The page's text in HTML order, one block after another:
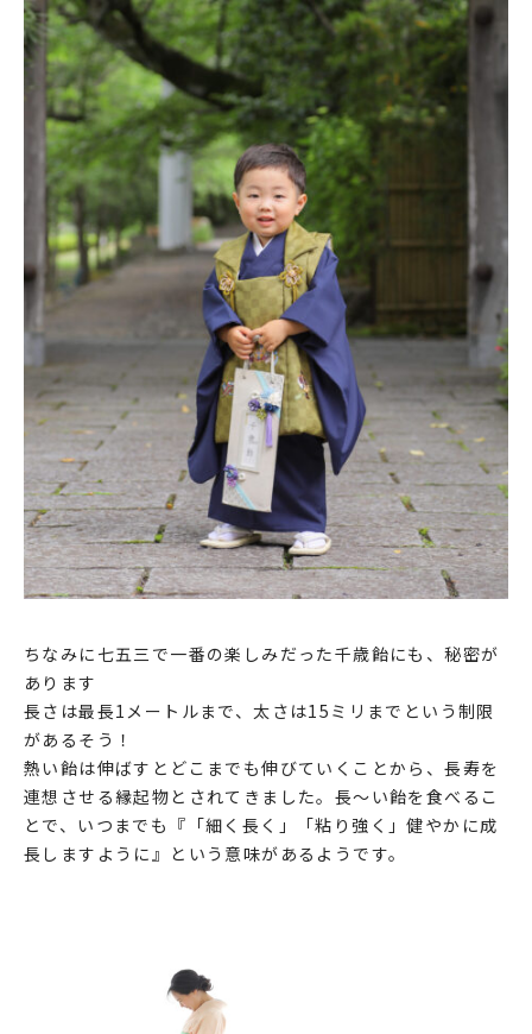
ちなみに七五三で一番の楽しみだった千歳飴にも、秘密が
あります
長さは最長1メートルまで、太さは15ミリまでという制限
があるそう！
熱い飴は伸ばすとどこまでも伸びていくことから、長寿を
連想させる縁起物とされてきました。長〜い飴を食べるこ
とで、いつまでも『「細く長く」「粘り強く」健やかに成
長しますように』という意味があるようです。